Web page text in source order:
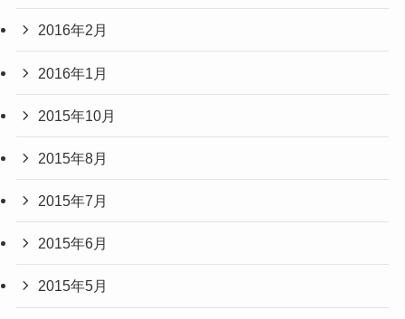
2016年2月
2016年1月
2015年10月
2015年8月
2015年7月
2015年6月
2015年5月